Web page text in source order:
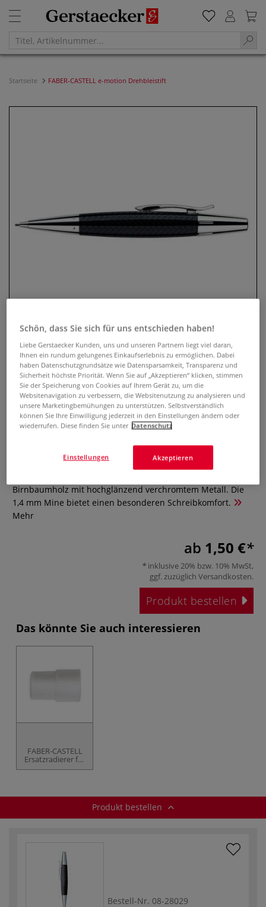
Startseite FABER-CASTELL e-motion Drehbleistift
FABER-CASTELL e-motion
Drehbleistift
Der e-motion Drehbleistift besticht durch die Kombination
Birnbaumholz mit hochglänzend verchromtem Metall. Die
1,4 mm Mine bietet einen besonderen Schreibkomfort.
Mehr
ab 1,50 €
inklusive 20% bzw. 10% MwSt,
ggf. zuzüglich Versandkosten.
Produkt bestellen
Das könnte Sie auch interessieren
FABER-CASTELL
Ersatzradierer für
e-motion
Produkt bestellen
Bestell-Nr. 08-28029
Schön, dass Sie sich für uns entschieden haben!
Liebe Gerstaecker Kunden, uns und unseren Partnern liegt viel daran,
Ihnen ein rundum gelungenes Einkaufserlebnis zu ermöglichen. Dabei
haben Datenschutzgrundsätze wie Datensparsamkeit, Transparenz und
Sicherheit höchste Priorität. Wenn Sie auf „Akzeptieren“ klicken, stimmen
Sie der Speicherung von Cookies auf Ihrem Gerät zu, um die
Websitenavigation zu verbessern, die Websitenutzung zu analysieren und
unsere Marketingbemühungen zu unterstützen. Selbstverständlich
können Sie Ihre Einwilligung jederzeit in den Einstellungen ändern oder
wiederrufen. Diese finden Sie unter Datenschutz
Akzeptieren
Einstellungen